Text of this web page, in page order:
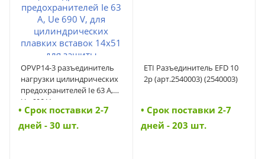
OPVP14-3 разъединитель
нагрузки цилиндрических
предохранителей Ie 63 A,
Ue 690 V, для
цилиндрических плавких
вставок 14x51 для защиты
• Cрок поставки 2-7
дней - 30 шт.
ETI Разъединитель EFD 10
2p (арт.2540003) (2540003)
• Cрок поставки 2-7
дней - 203 шт.